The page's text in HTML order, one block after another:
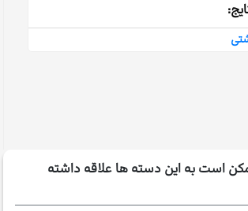
است به این دسته ها علاقه داشته